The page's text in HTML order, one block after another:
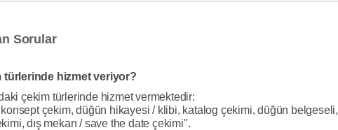
Sorular
türlerinde hizmet veriyor?
çekim türlerinde hizmet vermektedir:
çekim, düğün hikayesi / klibi, katalog çekimi, düğün belgeseli,
dış mekan / save the date çekimi".